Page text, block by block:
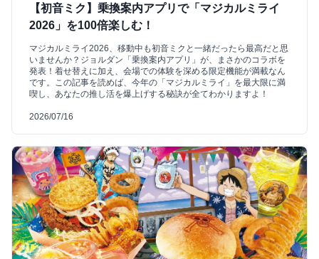
【初音ミク】乗換案内アプリで「マジカルミライ
2026」を100倍楽しむ！
マジカルミライ2026、移動中も初音ミクと一緒だったら最高だと思
いませんか？ジョルダン「乗換案内アプリ」が、まさかのコラボを
発表！着せ替えに加え、会場での体験を深める限定機能が満載なん
です。この記事を読めば、今年の「マジカルミライ」を最大限に満
喫し、あなたの推し活を爆上げする秘訣が全てわかりますよ！
2026/07/16